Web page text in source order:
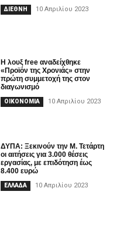
ΔΙΕΘΝΗ 10 Απριλίου 2023
Η λουξ free αναδείχθηκε
«Προϊόν της Χρονιάς» στην
πρώτη συμμετοχή της στον
διαγωνισμό
ΟΙΚΟΝΟΜΙΑ 10 Απριλίου 2023
ΔΥΠΑ: Ξεκινούν την Μ. Τετάρτη
οι αιτήσεις για 3.000 θέσεις
εργασίας, με επιδότηση έως
8.400 ευρώ
ΕΛΛΑΔΑ 10 Απριλίου 2023